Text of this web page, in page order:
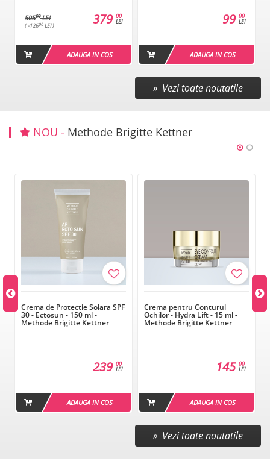
50500LEI
( -12600 LEI )
00
LEI
379
ADAUGA IN COS
00
LEI
99
ADAUGA IN COS
» Vezi toate noutatile
NOU - Methode Brigitte Kettner
Crema de Protectie Solara SPF
30 - Ectosun - 150 ml -
Methode Brigitte Kettner
00
LEI
239
ADAUGA IN COS
Crema pentru Conturul
Ochilor - Hydra Lift - 15 ml -
Methode Brigitte Kettner
00
LEI
145
ADAUGA IN COS
» Vezi toate noutatile